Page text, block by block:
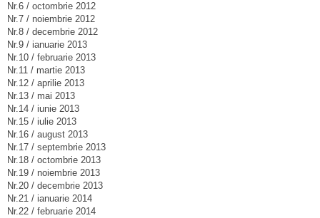
Nr.6 / octombrie 2012
Nr.7 / noiembrie 2012
Nr.8 / decembrie 2012
Nr.9 / ianuarie 2013
Nr.10 / februarie 2013
Nr.11 / martie 2013
Nr.12 / aprilie 2013
Nr.13 / mai 2013
Nr.14 / iunie 2013
Nr.15 / iulie 2013
Nr.16 / august 2013
Nr.17 / septembrie 2013
Nr.18 / octombrie 2013
Nr.19 / noiembrie 2013
Nr.20 / decembrie 2013
Nr.21 / ianuarie 2014
Nr.22 / februarie 2014